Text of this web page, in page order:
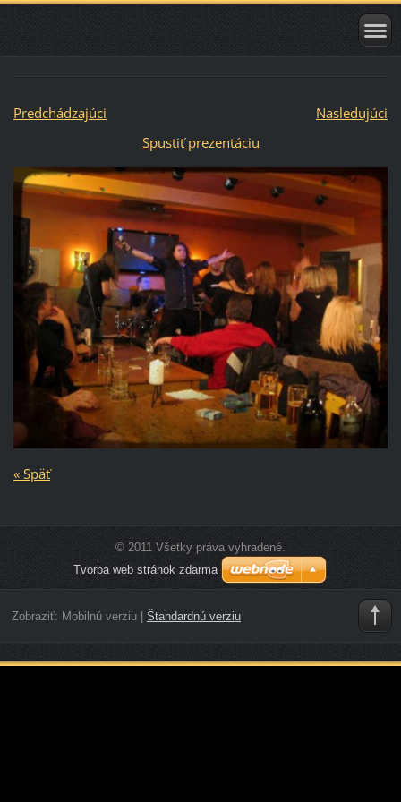
Predchádzajúci
Nasledujúci
Spustiť prezentáciu
« Späť
© 2011 Všetky práva vyhradené.
Tvorba web stránok zdarma
Zobraziť: Mobilnú verziu| Štandardnú verziu